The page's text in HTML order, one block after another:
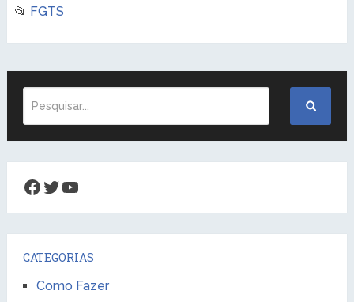
📂 FGTS
Facebook
Twitter
Youtube
CATEGORIAS
Como Fazer